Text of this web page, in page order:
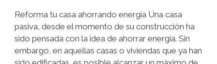
Reforma tu casa ahorrando energía Una casa
pasiva, desde el momento de su construcción ha
sido pensada con la idea de ahorrar energía. Sin
embargo, en aquellas casas o viviendas que ya han